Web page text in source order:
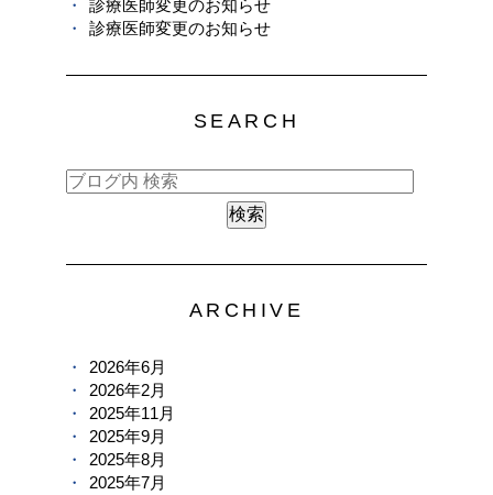
診療医師変更のお知らせ
診療医師変更のお知らせ
SEARCH
ARCHIVE
2026年6月
2026年2月
2025年11月
2025年9月
2025年8月
2025年7月